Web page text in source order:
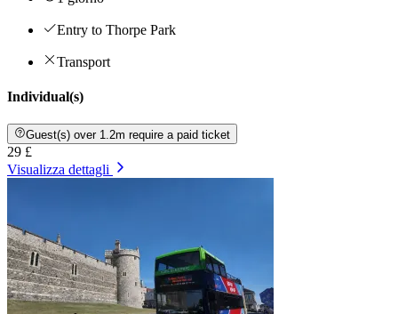
Entry to Thorpe Park
Transport
Individual(s)
Guest(s) over 1.2m require a paid ticket
29 £
Visualizza dettagli